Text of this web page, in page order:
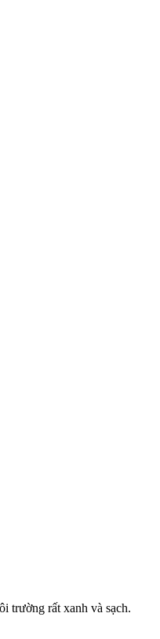
trường rất xanh và sạch.